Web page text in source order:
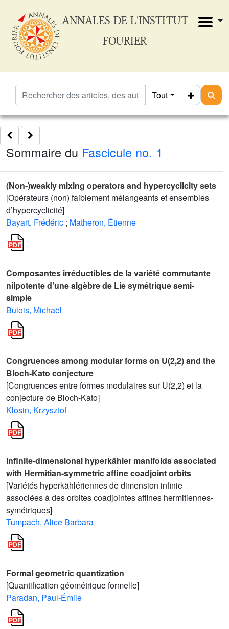
ANNALES DE L'INSTITUT
FOURIER
Tout
Sommaire du Fascicule no. 1
(Non-)weakly mixing operators and hypercyclicity sets
[Opérateurs (non) faiblement mélangeants et ensembles
d’hypercyclicité]
Bayart, Frédéric ; Matheron, Étienne
Composantes irréductibles de la variété commutante
nilpotente d’une algèbre de Lie symétrique semi-
simple
Bulois, Michaël
Congruences among modular forms on U(2,2) and the
Bloch-Kato conjecture
[Congruences entre formes modulaires sur U(2,2) et la
conjecture de Bloch-Kato]
Klosin, Krzysztof
Infinite-dimensional hyperkähler manifolds associated
with Hermitian-symmetric affine coadjoint orbits
[Variétés hyperkählériennes de dimension infinie
associées à des orbites coadjointes affines hermitiennes-
symétriques]
Tumpach, Alice Barbara
Formal geometric quantization
[Quantification géométrique formelle]
Paradan, Paul-Émile